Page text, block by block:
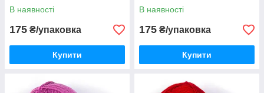
В наявності
175 ₴/упаковка
Купити
В наявності
175 ₴/упаковка
Купити